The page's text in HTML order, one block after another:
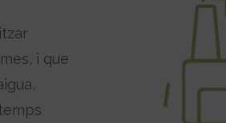
i que